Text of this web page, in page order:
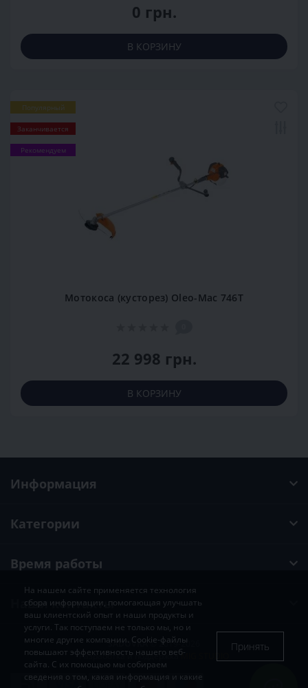
0 грн.
В КОРЗИНУ
Популярный
Заканчивается
Рекомендуем
Мотокоса (кусторез) Оleo-Мас 746Т
22 998 грн.
В КОРЗИНУ
Информация
Категории
Время работы
Наши контакты
SADOVKA© 2019-2026
Разработка и поддержкаMIG STUDIO
На нашем сайте применяется технология
сбора информации, помогающая улучшать
ваш клиентский опыт и наши продукты и
услуги. Так поступаем не только мы, но и
многие другие компании. Cookie-файлы
повышают эффективность нашего веб-
сайта. С их помощью мы собираем
сведения о том, какая информация и какие
Принять